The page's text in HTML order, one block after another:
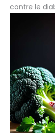
contre le